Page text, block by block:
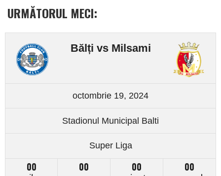
URMĂTORUL MECI:
Bălți vs Milsami
octombrie 19, 2024
Stadionul Municipal Balti
Super Liga
00 00 00 00